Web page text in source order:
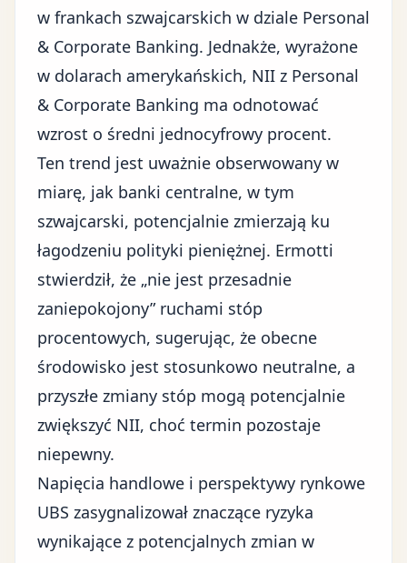
w frankach szwajcarskich w dziale Personal
& Corporate Banking. Jednakże, wyrażone
w dolarach amerykańskich, NII z Personal
& Corporate Banking ma odnotować
wzrost o średni jednocyfrowy procent.
Ten trend jest uważnie obserwowany w
miarę, jak banki centralne, w tym
szwajcarski, potencjalnie zmierzają ku
łagodzeniu polityki pieniężnej. Ermotti
stwierdził, że „nie jest przesadnie
zaniepokojony” ruchami stóp
procentowych, sugerując, że obecne
środowisko jest stosunkowo neutralne, a
przyszłe zmiany stóp mogą potencjalnie
zwiększyć NII, choć termin pozostaje
niepewny.
Napięcia handlowe i perspektywy rynkowe
UBS zasygnalizował znaczące ryzyka
wynikające z potencjalnych zmian w